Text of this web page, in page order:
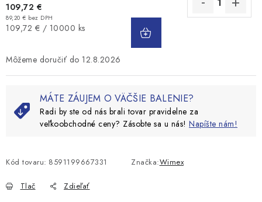
109,72 €
89,20 € bez DPH
Jednotková
109,72 € / 10000 ks
12.8.2026
MÁTE ZÁUJEM O VÄČŠIE BALENIE?
Radi by ste od nás brali tovar pravidelne za
veľkoobchodné ceny? Zásobte sa u nás! Napíšte nám!
Kód tovaru: 8591199667331 Značka:Wimex
Tlač Zdieľať